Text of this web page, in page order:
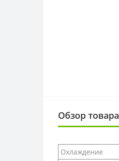
Обзор товара
Охлаждение